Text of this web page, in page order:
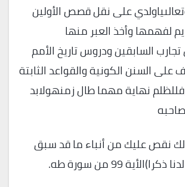
على نقل قصص الأولين
لفهمها وأخذ العبر منها
السابقين ودروس تاريخ الأمم
على السنن الكونية والقواعد الثابتة
نهاية مهما طال زمنهولابد
نقص عليك من أنباء ما قد سبق
99 من سورة طه.